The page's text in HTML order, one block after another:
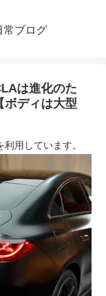
常ブログ
は進化のた
ボディは大型
用しています。